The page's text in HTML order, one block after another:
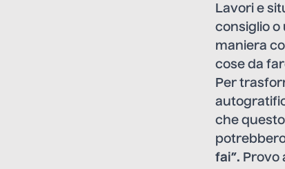
Lavori e
consiglio o
maniera
cose da
Per
che
fai”. Provo